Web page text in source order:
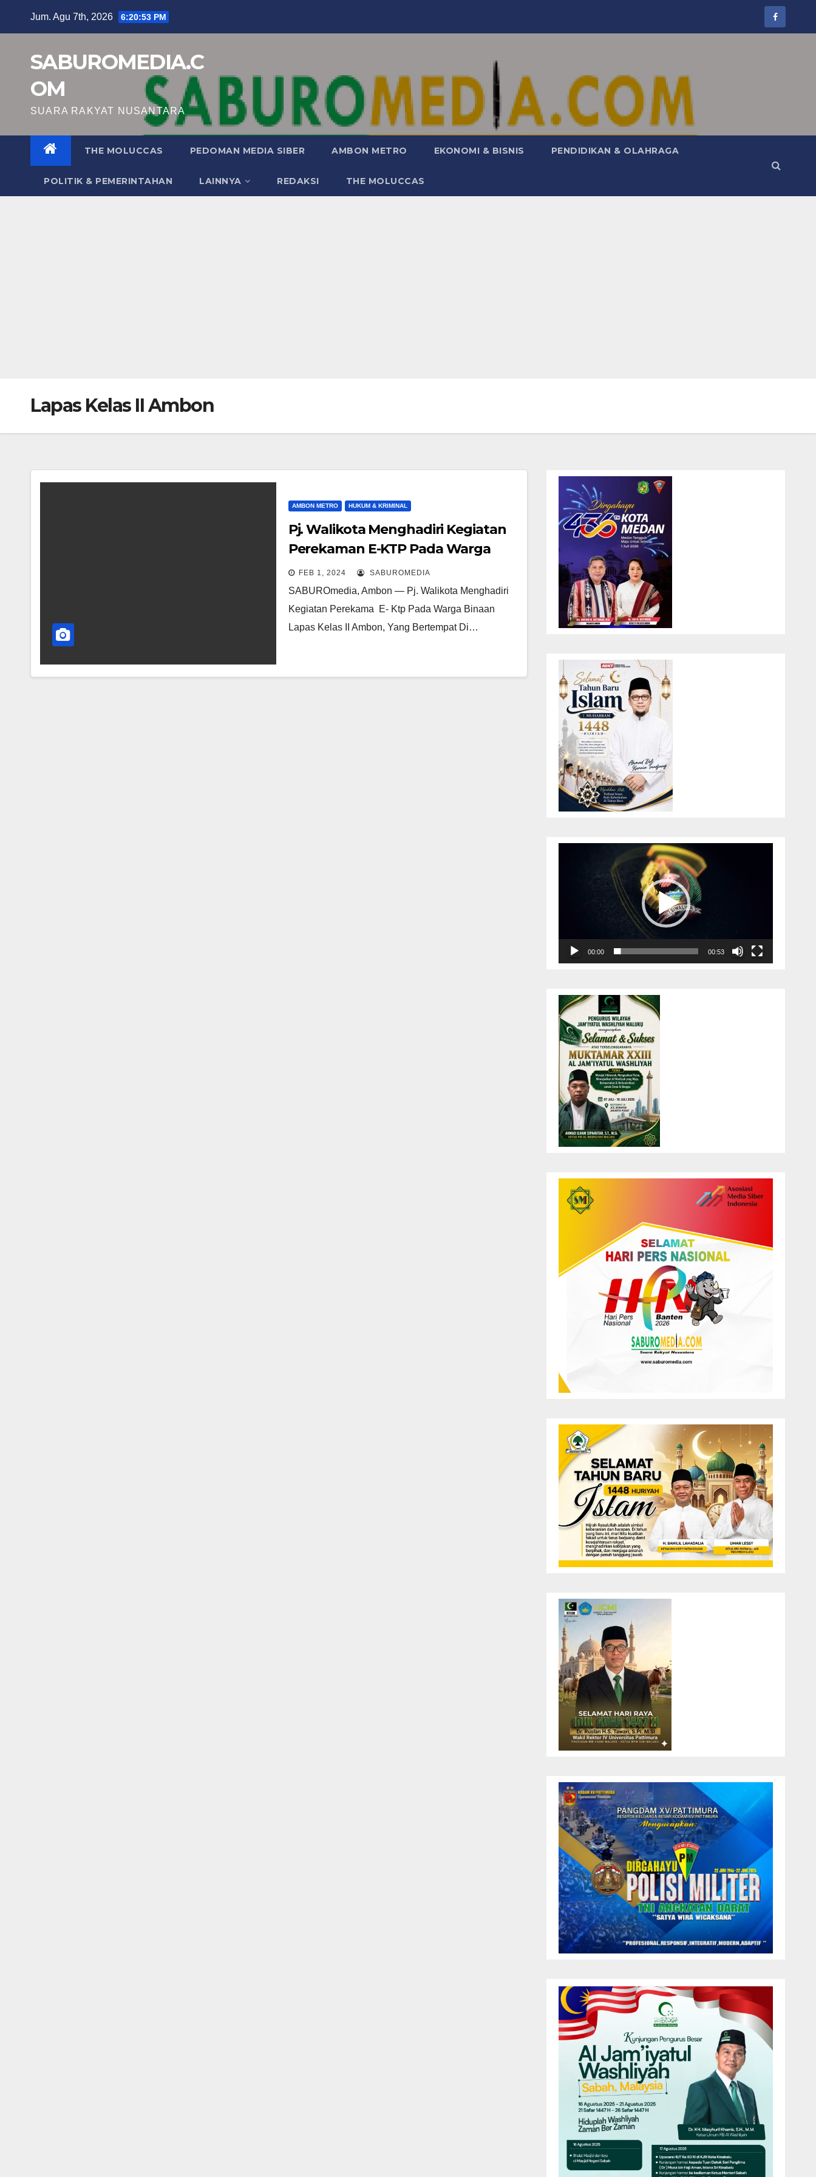
Jum. Agu 7th, 2026 6:20:54 PM
SABUROMEDIA.C
OM
SUARA RAKYAT NUSANTARA
THE MOLUCCAS PEDOMAN MEDIA SIBER AMBON METRO EKONOMI & BISNIS PENDIDIKAN & OLAHRAGA
POLITIK & PEMERINTAHAN LAINNYA REDAKSI THE MOLUCCAS
Lapas Kelas II Ambon
AMBON METRO HUKUM & KRIMINAL
Pj. Walikota Menghadiri Kegiatan
Perekaman E-KTP Pada Warga
Binaan Lapas Kelas II Ambon.
FEB 1, 2024 SABUROMEDIA
SABUROmedia, Ambon — Pj. Walikota Menghadiri
Kegiatan Perekama E- Ktp Pada Warga Binaan
Lapas Kelas II Ambon, Yang Bertempat Di…
00:00 00:53